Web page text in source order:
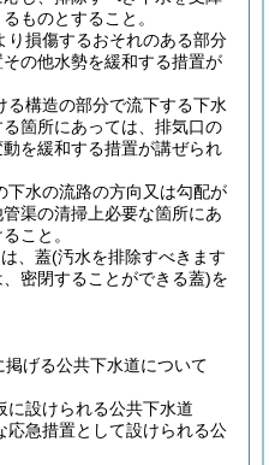
ものとすること。
り損傷するおそれのある部分
の他水勢を緩和する措置が
る構造の部分で流下する下水
箇所にあっては、排気口の
を緩和する措置が講ぜられ
下水の流路の方向又は勾配が
渠の清掃上必要な箇所にあ
こと。
、蓋(汚水を排除すべきます
密閉することができる蓋)を
げる公共下水道について
に設けられる公共下水道
応急措置として設けられる公